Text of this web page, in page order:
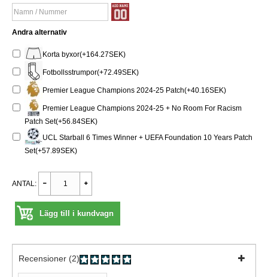
Andra alternativ
Korta byxor(+164.27SEK)
Fotbollsstrumpor(+72.49SEK)
Premier League Champions 2024-25 Patch(+40.16SEK)
Premier League Champions 2024-25 + No Room For Racism
Patch Set(+56.84SEK)
UCL Starball 6 Times Winner + UEFA Foundation 10 Years Patch
Set(+57.89SEK)
ANTAL:
Lägg till i kundvagn
Recensioner (2)